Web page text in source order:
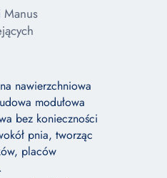
nawierzchniowa
modułowa
bez konieczności
pnia, tworząc
placów